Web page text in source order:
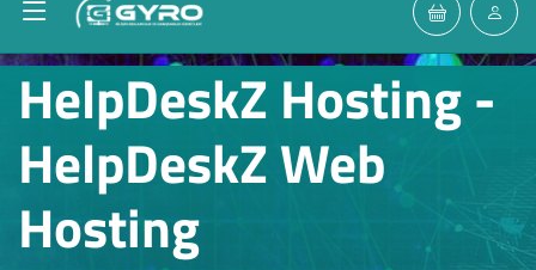
HelpDeskZ Hosting -
HelpDeskZ Web
Hosting